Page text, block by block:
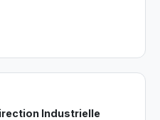
Industrielle